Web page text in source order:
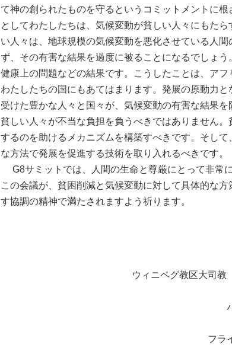
て神の創られたものを守るというコミットメントに
としてわたしたちは、気候変動が貧しい人々にもた
い人々は、地球規模の気候変動を悪化させている人
ず、その有害な結果を過度に被ることになるでしょう
健康上の問題などの結果です。こうしたことは、アフ
わたしたちの国にもあてはまります。発展の原動力
受けた豊かな人々と国々が、気候変動の有害な結果を
貧しい人々が不当な負担を負うべきではありません
するのを助けるメカニズムを構築すべきです。そし
な方法で発展を促進する技術を取り入れるべきです。
G8サミットでは、人間の生命と尊厳にとって非常
この会議が、貧困削減と気候変動に対して具体的な
す協調の精神で満たされますよう祈ります。
ウィニペグ教区大司
フラ